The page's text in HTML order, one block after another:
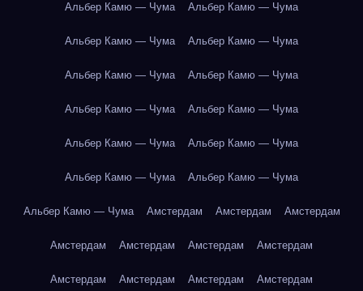
Альбер Камю — Чума Альбер Камю — Чума
Альбер Камю — Чума Альбер Камю — Чума
Альбер Камю — Чума Альбер Камю — Чума
Альбер Камю — Чума Альбер Камю — Чума
Альбер Камю — Чума Альбер Камю — Чума
Альбер Камю — Чума Альбер Камю — Чума
Альбер Камю — Чума Амстердам Амстердам Амстердам
Амстердам Амстердам Амстердам Амстердам
Амстердам Амстердам Амстердам Амстердам